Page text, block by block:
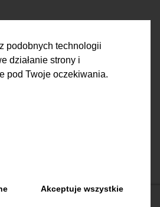
podobnych technologii
działanie strony i
pod Twoje oczekiwania.
Akceptuje wszystkie
a decision